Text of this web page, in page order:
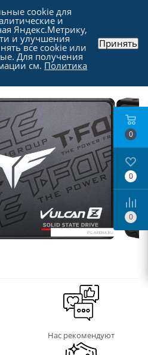
для компьютера
| PCI-E
Нас рекомендуют
0
0
0
cookie для
и
Яндекс.Метрику,
и улучшения
все cookie или
Для получения
см. Политика
Принять